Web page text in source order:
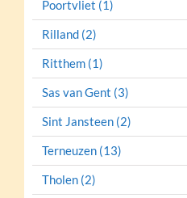
Poortvliet (1)
Rilland (2)
Ritthem (1)
Sas van Gent (3)
Sint Jansteen (2)
Terneuzen (13)
Tholen (2)